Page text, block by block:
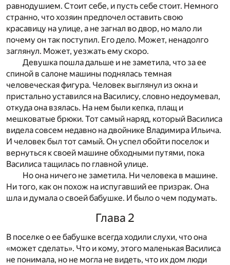
равнодушием. Стоит себе, и пусть себе стоит. Немного
странно, что хозяин предпочел оставить свою
красавицу на улице, а не загнал во двор, но мало ли
почему он так поступил. Его дело. Может, ненадолго
заглянул. Может, уезжать ему скоро.
Девушка пошла дальше и не заметила, что за ее
спиной в салоне машины поднялась темная
человеческая фигура. Человек выглянул из окна и
пристально уставился на Василису, словно недоумевал,
откуда она взялась. На нем были кепка, плащ и
мешковатые брюки. Тот самый наряд, который Василиса
видела совсем недавно на двойнике Владимира Ильича.
И человек был тот самый. Он успел обойти поселок и
вернуться к своей машине обходными путями, пока
Василиса тащилась по главной улице.
Но она ничего не заметила. Ни человека в машине.
Ни того, как он похож на испугавший ее призрак. Она
шла и думала о своей бабушке. И было о чем подумать.
Глава 2
В поселке о ее бабушке всегда ходили слухи, что она
«может сделать». Что и кому, этого маленькая Василиса
не понимала, но не могла не видеть, что их дом люди